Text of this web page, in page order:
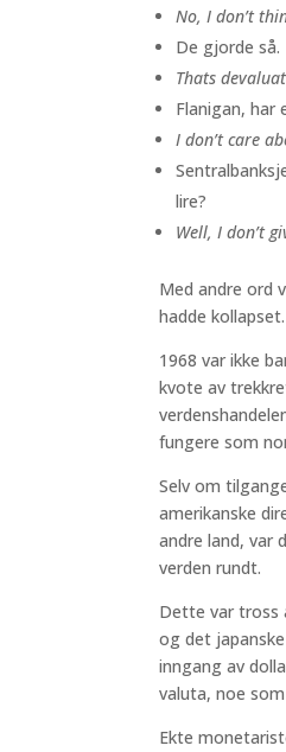
No, I don’t
De gjorde så.
Thats
Flanigan, har
I don’t care
lire?
Well, I don’t
Med andre ord
hadde kollapset.
1968 var ikke
kvote av
fungere som
Selv om
amerikanske
andre land, var
verden rundt.
Dette var tross
og det
inngang av
valuta, noe
Ekte